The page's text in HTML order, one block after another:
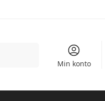
Min konto